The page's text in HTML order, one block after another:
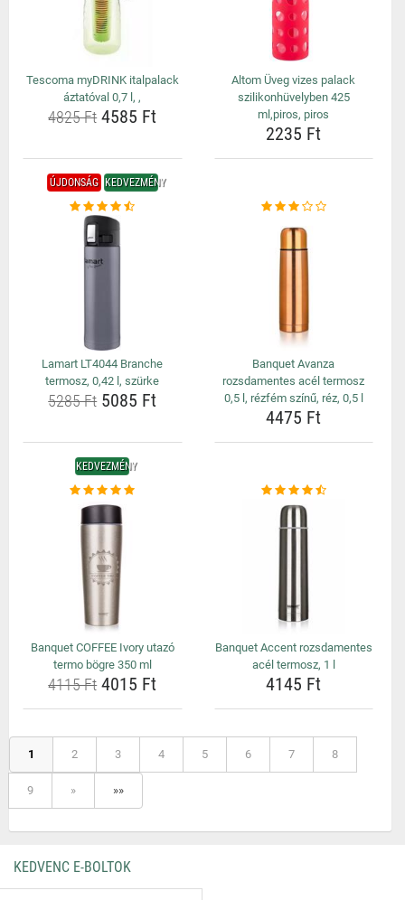
Tescoma myDRINK italpalack
áztatóval 0,7 l, ,
4825 Ft4585 Ft
Altom Üveg vizes palack
szilikonhüvelyben 425
ml,piros, piros
2235 Ft
ÚJDONSÁG KEDVEZMÉNY
Lamart LT4044 Branche
termosz, 0,42 l, szürke
5285 Ft5085 Ft
Banquet Avanza
rozsdamentes acél termosz
0,5 l, rézfém színű, réz, 0,5 l
4475 Ft
KEDVEZMÉNY
Banquet COFFEE Ivory utazó
termo bögre 350 ml
4115 Ft4015 Ft
Banquet Accent rozsdamentes
acél termosz, 1 l
4145 Ft
1 2 3 4 5 6 7 8
9 » »»
KEDVENC E-BOLTOK